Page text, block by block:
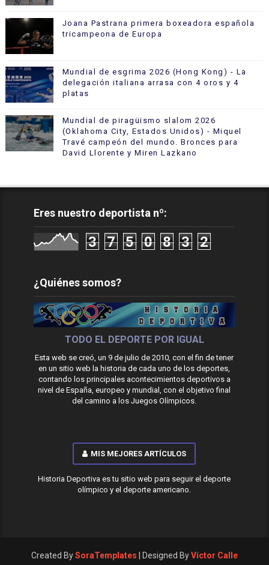
Joana Pastrana primera boxeadora española
tricampeona de Europa
Mundial de esgrima 2026 (Hong Kong) - La
delegación italiana arrasa con 4 oros y 4
platas
Mundial de piragüismo slalom 2026
(Oklahoma City, Estados Unidos) - Miquel
Travé campeón del mundo. Bronces para
David Llorente y Miren Lazkano
Eres nuestro deportista nº:
3 7 5 0 8 3 2
¿Quiénes somos?
TODO EL DEPORTE POR IGUAL
Esta web se creó, un 9 de julio de 2010, con el fin de tener
en un sitio web la historia de cada uno de los deportes,
contando los principales acontecimientos deportivos a
nivel de España, europeo y mundial, con el objetivo final
del camino a los Juegos Olímpicos.
MIS MEJORES ARTÍCULOS
Historia Deportiva es tu sitio web para seguir el deporte
olímpico y el deporte americano.
Created BySoraTemplates | Designed ByVíctor Calle